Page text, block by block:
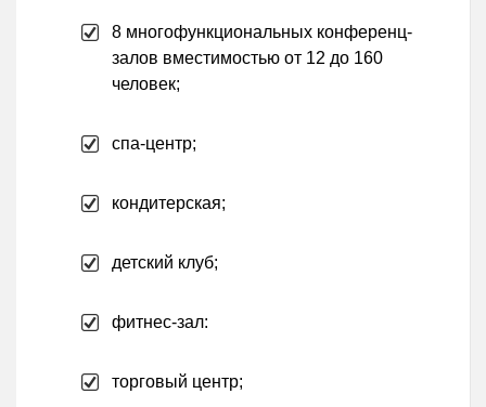
8 многофункциональных конференц-
залов вместимостью от 12 до 160
человек;
спа-центр;
кондитерская;
детский клуб;
фитнес-зал:
торговый центр;